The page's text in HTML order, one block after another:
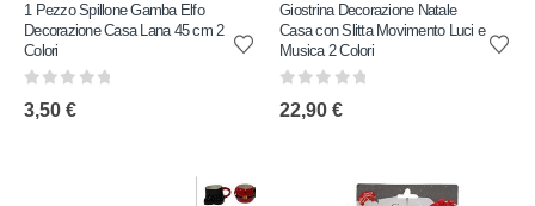
1 Pezzo Spillone Gamba Elfo
Decorazione Casa Lana 45 cm 2
Colori
3,50 €
Giostrina Decorazione Natale
Casa con Slitta Movimento Luci e
Musica 2 Colori
22,90 €